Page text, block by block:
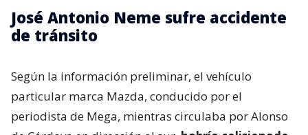
José Antonio Neme sufre accidente
de tránsito
Según la información preliminar, el vehículo
particular marca Mazda, conducido por el
periodista de Mega, mientras circulaba por Alonso